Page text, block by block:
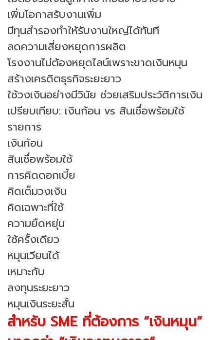
เพิ่มโอกาสรับงานเพิ่ม
มีทุนสำรองทำให้รับงานใหญ่ได้ทันที
ลดความเสี่ยงหยุดการผลิต
โรงงานไม่ต้องหยุดไลน์เพราะขาดเงินหมุน
สร้างเครดิตธุรกิจระยะยาว
ใช้วงเงินอย่างมีวินัย ช่วยเสริมประวัติการเงิน
เปรียบเทียบ: เงินก้อน vs สินเชื่อพร้อมใช้
รายการ
เงินก้อน
สินเชื่อพร้อมใช้
การคิดดอกเบี้ย
คิดเต็มวงเงิน
คิดเฉพาะที่ใช้
ความยืดหยุ่น
ใช้ครั้งเดียว
หมุนเวียนได้
เหมาะกับ
ลงทุนระยะยาว
หมุนเงินระยะสั้น
สำหรับ SME ที่ต้องการ “เงินหมุน”